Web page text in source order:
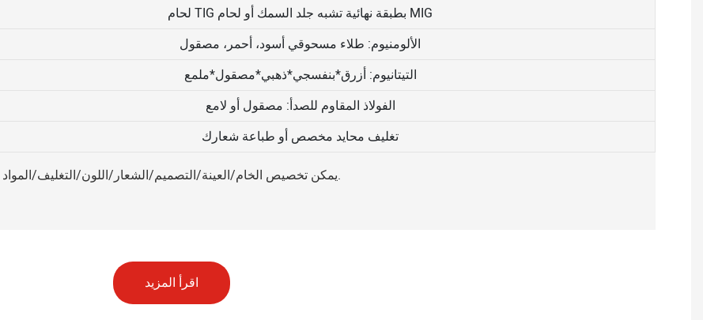
لحام TIG بطبقة نهائية تشبه جلد السمك أو لحام MIG
الألومنيوم: طلاء مسحوقي أسود، أحمر، مصقول
التيتانيوم: أزرق*بنفسجي*ذهبي*مصقول*ملمع
الفولاذ المقاوم للصدأ: مصقول أو لامع
تغليف محايد مخصص أو طباعة شعارك
يمكن تخصيص الخام/العينة/التصميم/الشعار/اللون/التغليف/المواد.
اقرأ المزيد